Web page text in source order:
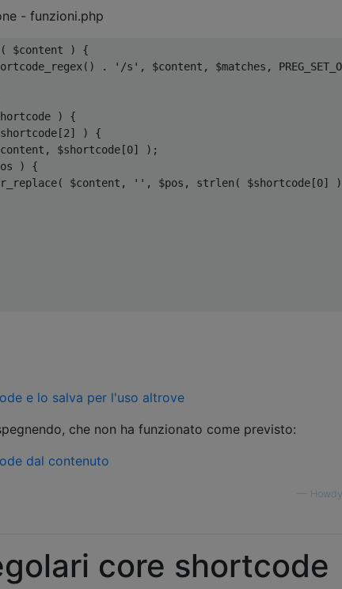
- funzioni.php
( $content )
{
() . '/s' , $content , $matches ,
)
{
[2] )
{
, $shortcode[0]
);
)
{
( $content , '' , $pos , strlen ( $shortcode[0]
)
e lo salva per l'uso altrove
che non ha funzionato come previsto:
dal contenuto
core shortcode